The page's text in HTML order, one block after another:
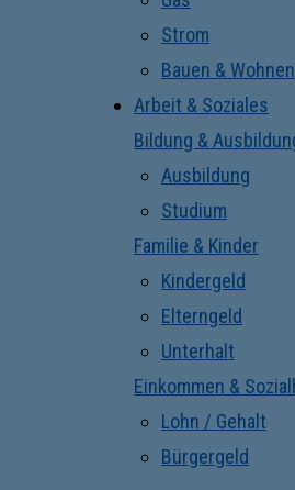
Strom
Bauen & Wohnen
Arbeit & Soziales
Bildung &
Ausbildung
Studium
Familie & Kinder
Kindergeld
Elterngeld
Unterhalt
Einkommen &
Lohn / Gehalt
Bürgergeld